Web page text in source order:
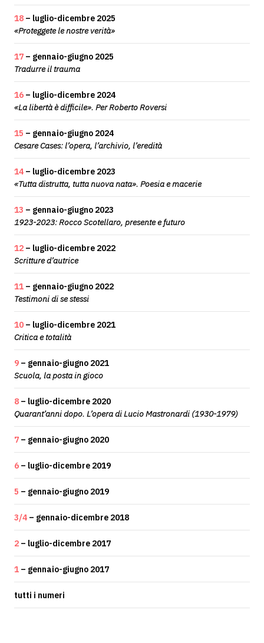
18 – luglio-dicembre 2025
«Proteggete le nostre verità»
17 – gennaio-giugno 2025
Tradurre il trauma
16 – luglio-dicembre 2024
«La libertà è difficile». Per Roberto Roversi
15 – gennaio-giugno 2024
Cesare Cases: l’opera, l’archivio, l’eredità
14 – luglio-dicembre 2023
«Tutta distrutta, tutta nuova nata». Poesia e macerie
13 – gennaio-giugno 2023
1923-2023: Rocco Scotellaro, presente e futuro
12 – luglio-dicembre 2022
Scritture d’autrice
11 – gennaio-giugno 2022
Testimoni di se stessi
10 – luglio-dicembre 2021
Critica e totalità
9 – gennaio-giugno 2021
Scuola, la posta in gioco
8 – luglio-dicembre 2020
Quarant’anni dopo. L’opera di Lucio Mastronardi (1930-1979)
7 – gennaio-giugno 2020
6 – luglio-dicembre 2019
5 – gennaio-giugno 2019
3/4 – gennaio-dicembre 2018
2 – luglio-dicembre 2017
1 – gennaio-giugno 2017
tutti i numeri